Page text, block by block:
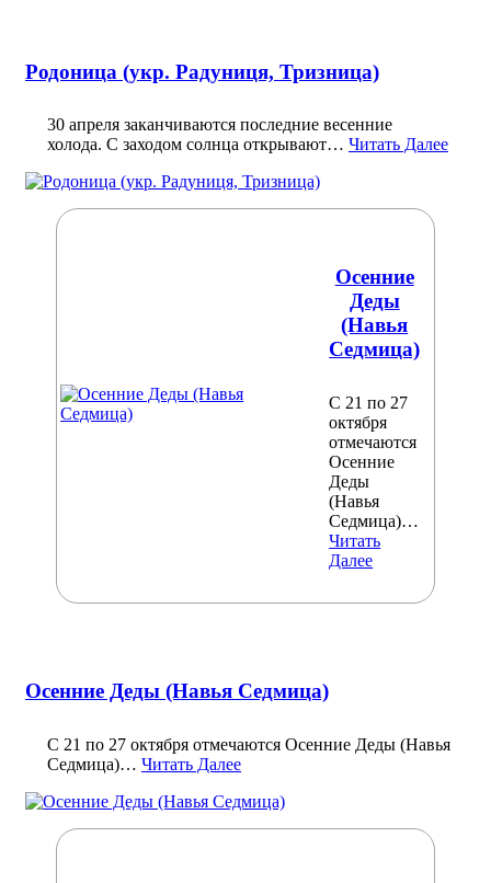
Родоница (укр. Радуниця, Тризница)
30 апреля заканчиваются последние весенние
холода. С заходом солнца открывают… Читать Далее
Осенние
Деды
(Навья
Седмица)
С 21 по 27
октября
отмечаются
Осенние
Деды
(Навья
Седмица)…
Читать
Далее
Осенние Деды (Навья Седмица)
С 21 по 27 октября отмечаются Осенние Деды (Навья
Седмица)… Читать Далее